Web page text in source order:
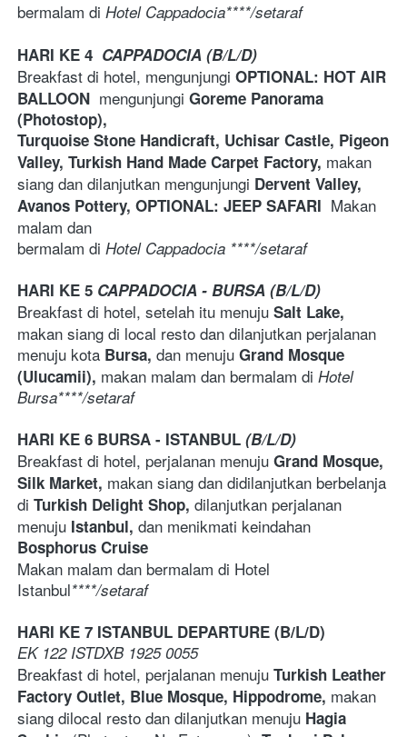
bermalam di Hotel Cappadocia****/setaraf
HARI KE 4 CAPPADOCIA (B/L/D)
Breakfast di hotel, mengunjungi OPTIONAL: HOT AIR
BALLOON mengunjungi Goreme Panorama
(Photostop),
Turquoise Stone Handicraft, Uchisar Castle, Pigeon
Valley, Turkish Hand Made Carpet Factory, makan
siang dan dilanjutkan mengunjungi Dervent Valley,
Avanos Pottery, OPTIONAL: JEEP SAFARI Makan
malam dan
bermalam di Hotel Cappadocia ****/setaraf
HARI KE 5 CAPPADOCIA - BURSA (B/L/D)
Breakfast di hotel, setelah itu menuju
makan siang di local resto dan dilanjutkan perjalanan
menuju kota Bursa, dan menuju Grand Mosque
(Ulucamii), makan malam dan bermalam di Hotel
Bursa****/setaraf
HARI KE 6 BURSA - ISTANBUL (B/L/D)
Breakfast di hotel, perjalanan menuju Grand Mosque,
Silk Market, makan siang dan didilanjutkan berbelanja
di Turkish Delight Shop, dilanjutkan perjalanan
menuju Istanbul,
Bosphorus Cruise
Makan malam dan bermalam di Hotel
Istanbul****/setaraf
HARI KE 7 ISTANBUL DEPARTURE (B/L/D)
EK 122 ISTDXB 1925 0055
Breakfast di hotel, perjalanan menuju Turkish Leather
Factory Outlet, Blue Mosque, Hippodrome, makan
siang dilocal resto dan dilanjutkan menuju Hagia